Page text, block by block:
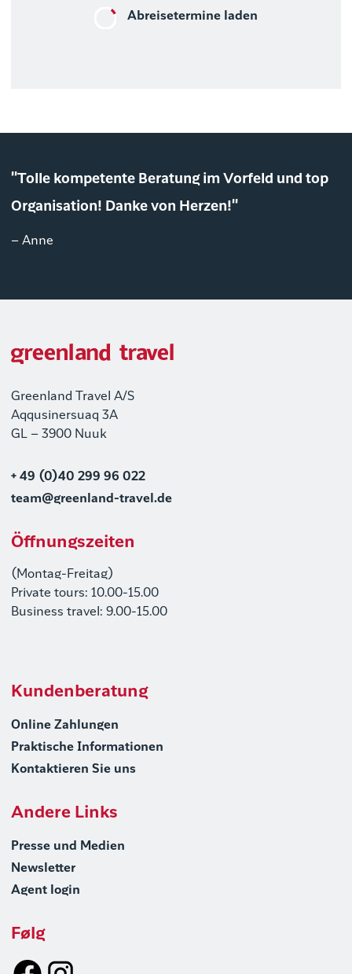
Abreisetermine laden
"Tolle kompetente Beratung im Vorfeld und top
Organisation! Danke von Herzen!"
– Anne
Greenland Travel A/S
Aqqusinersuaq 3A
GL – 3900 Nuuk
+ 49 (0)40 299 96 022
team@greenland-travel.de
Öffnungszeiten
(Montag-Freitag)
Private tours: 10.00-15.00
Business travel: 9.00-15.00
Kundenberatung
Online Zahlungen
Praktische Informationen
Kontaktieren Sie uns
Andere Links
Presse und Medien
Newsletter
Agent login
Følg